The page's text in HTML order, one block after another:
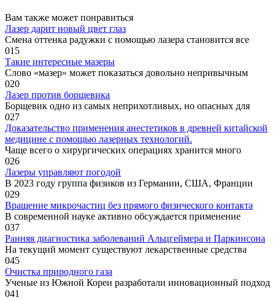
Вам также может понравиться
Лазер дарит новый цвет глаз
Смена оттенка радужки с помощью лазера становится все
015
Такие интересные мазеры
Слово «мазер» может показаться довольно непривычным
020
Лазер против борщевика
Борщевик одно из самых неприхотливых, но опасных для
027
Доказательство применения анестетиков в древней китайской
медицине с помощью лазерных технологий.
Чаще всего о хирургических операциях хранится много
026
Лазеры управляют погодой
В 2023 году группа физиков из Германии, США, Франции
029
Вращение микрочастиц без прямого физического контакта
В современной науке активно обсуждается применение
037
Ранняя диагностика заболеваний Альцгеймера и Паркинсона
На текущий момент существуют лекарственные средства
045
Очистка природного газа
Ученые из Южной Кореи разработали инновационный подход
041